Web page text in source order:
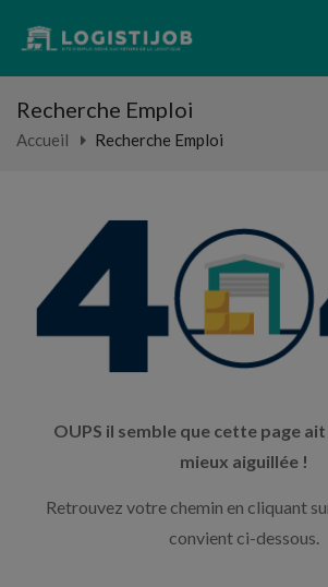
Recherche Emploi
Accueil Recherche Emploi
OUPS il semble que cette page
mieux aiguillée !
Retrouvez votre chemin en cliquant
convient ci-dessous.